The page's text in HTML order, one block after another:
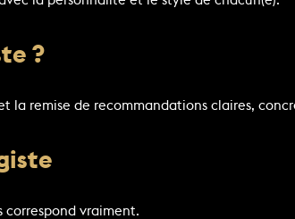
?
la remise de recommandations claires,
vraiment.